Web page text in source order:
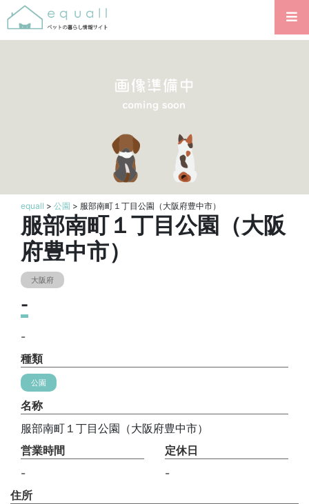
equall > 公園 > 服部南町１丁目公園（大阪府豊中市）
服部南町１丁目公園（大阪
府豊中市）
大阪府
-
-
種類
公園
名称
服部南町１丁目公園（大阪府豊中市）
営業時間
-
定休日
-
住所